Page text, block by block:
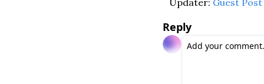
Updater: Guest Post
Reply